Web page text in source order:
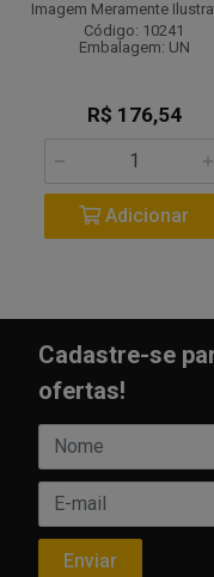
Imagem Meramente
Código: 10241
Embalagem: UN
R$ 176,54
Adicionar
Cadastre-se
ofertas!